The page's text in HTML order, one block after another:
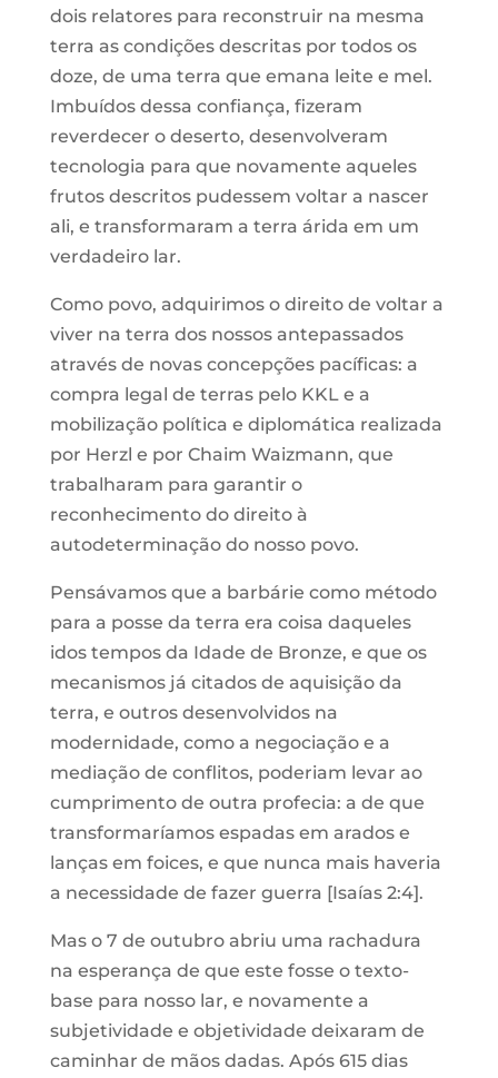
dois relatores para reconstruir na mesma
terra as condições descritas por todos os
doze, de uma terra que emana leite e mel.
Imbuídos dessa confiança, fizeram
reverdecer o deserto, desenvolveram
tecnologia para que novamente aqueles
frutos descritos pudessem voltar a nascer
ali, e transformaram a terra árida em um
verdadeiro lar.
Como povo, adquirimos o direito de voltar a
viver na terra dos nossos antepassados
através de novas concepções pacíficas: a
compra legal de terras pelo KKL e a
mobilização política e diplomática realizada
por Herzl e por Chaim Waizmann, que
trabalharam para garantir o
reconhecimento do direito à
autodeterminação do nosso povo.
Pensávamos que a barbárie como método
para a posse da terra era coisa daqueles
idos tempos da Idade de Bronze, e que os
mecanismos já citados de aquisição da
terra, e outros desenvolvidos na
modernidade, como a negociação e a
mediação de conflitos, poderiam levar ao
cumprimento de outra profecia: a de que
transformaríamos espadas em arados e
lanças em foices, e que nunca mais haveria
a necessidade de fazer guerra [Isaías 2:4].
Mas o 7 de outubro abriu uma rachadura
na esperança de que este fosse o texto-
base para nosso lar, e novamente a
subjetividade e objetividade deixaram de
caminhar de mãos dadas. Após 615 dias